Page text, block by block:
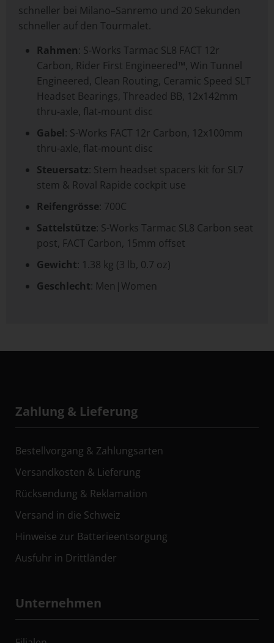
schneller bei Milano–Sanremo und 20 Sekunden
schneller auf den Tourmalet.
Rahmen: S-Works Tarmac SL8 FACT 12r
Carbon, Rider First Engineered™, Win Tunnel
Engineered, Clean Routing, Ceramic Speed SLT
Headset Bearings, Threaded BB, 12x142mm
thru-axle, flat-mount disc
Gabel: S-Works FACT 12r Carbon, 12x100mm
thru-axle, flat-mount disc
Steuersatz: Stem headset spacers kit for SL7
stem & Roval Rapide cockpit use
Reifengrösse: 700C
Sattelstütze: S-Works Tarmac SL8 Carbon seat
post, FACT Carbon, 15mm offset
Gewicht: 1.38 kg (3 lb, 0.7 oz)
Geschlecht: Men|Women
Zahlung & Lieferung
Bestellvorgang & Zahlungsarten
Versandkosten & Lieferung
Rücksendung & Reklamation
Versand in die Schweiz
Hinweise zur Batterieentsorgung
Ausfuhr in Drittländer
Unternehmen